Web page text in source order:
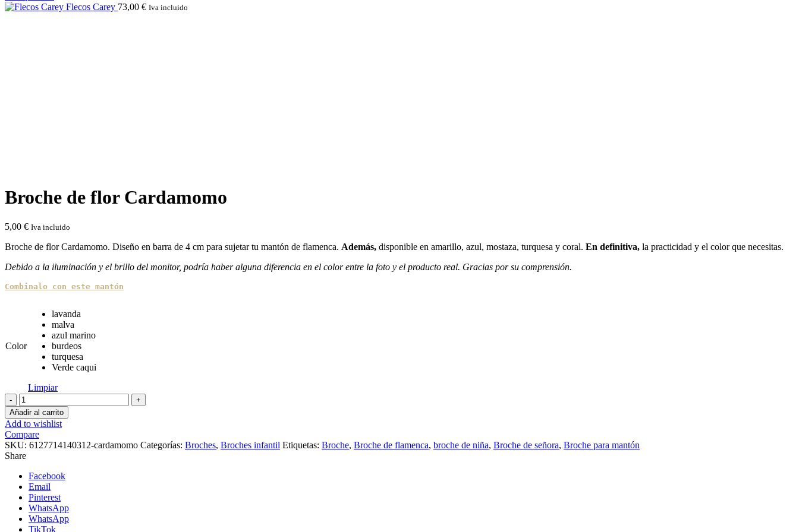
Flecos Carey 73,00 € Iva incluido
Broche de flor Cardamomo
5,00 € Iva incluido
Broche de flor Cardamomo. Diseño en barra de 4 cm para sujetar tu mantón de flamenca. Además, disponible en amarillo, azul, mostaza, turquesa y coral. En definitiva, la practicidad y el color que necesitas.
Debido a la iluminación y el brillo del monitor, podría haber alguna diferencia en el color entre la foto y el producto real. Gracias por su comprensión.
Combinalo con este mantón
Color
lavanda
malva
azul marino
burdeos
turquesa
Verde caqui
Limpiar
Broche
de
flor
Cardamomo
cantidad
Añadir al carrito
Add to wishlist
Compare
SKU: 6127714140312-cardamomo Categorías: Broches, Broches infantil Etiquetas: Broche, Broche de flamenca, broche de niña, Broche de señora, Broche para mantón
Share
Facebook
Email
Pinterest
WhatsApp
WhatsApp
TikTok